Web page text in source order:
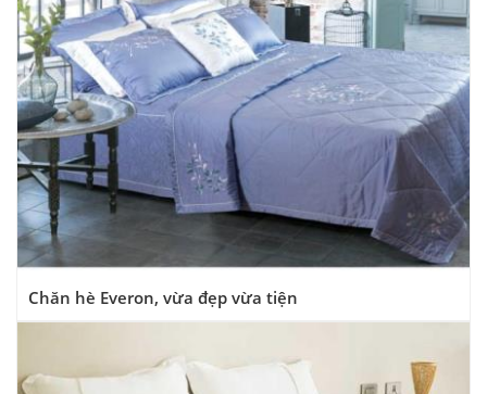
Chăn hè Everon, vừa đẹp vừa tiện